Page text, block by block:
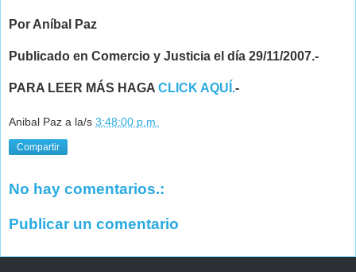
Por Aníbal Paz
Publicado en Comercio y Justicia el día 29/11/2007.-
PARA LEER MÁS HAGA CLICK AQUÍ.-
Anibal Paz a la/s 3:48:00 p.m.
Compartir
No hay comentarios.:
Publicar un comentario